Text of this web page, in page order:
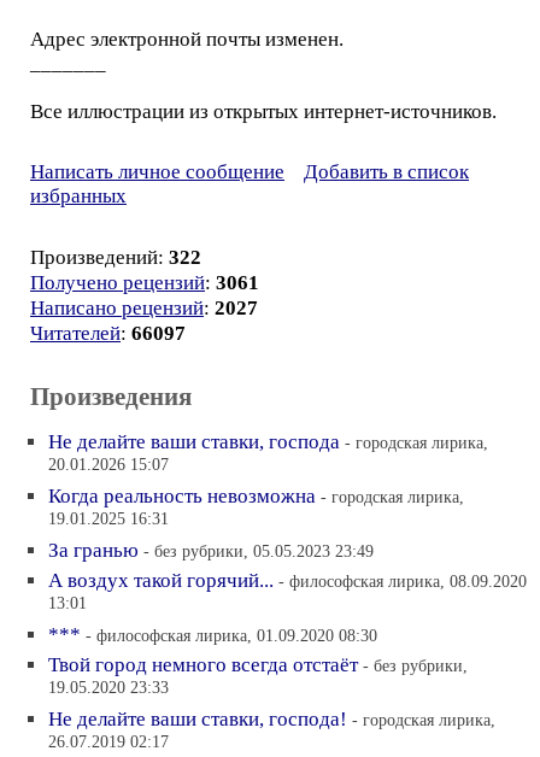
Адрес электронной почты изменен.
Все иллюстрации из открытых интернет-источников.
Написать личное сообщение
Добавить в список
избранных
Произведений: 322
Получено рецензий: 3061
Написано рецензий: 2027
Читателей: 66097
Произведения
Не делайте ваши ставки, господа - городская лирика,
20.01.2026 15:07
Когда реальность невозможна - городская лирика,
19.01.2025 16:31
За гранью - без рубрики, 05.05.2023 23:49
А воздух такой горячий... - философская лирика, 08.09.2020
13:01
*** - философская лирика, 01.09.2020 08:30
Твой город немного всегда отстаёт - без рубрики,
19.05.2020 23:33
Не делайте ваши ставки, господа! - городская лирика,
26.07.2019 02:17